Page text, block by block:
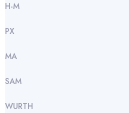
Н-М
РХ
МА
SАМ
WURTH